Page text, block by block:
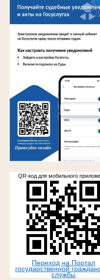
.
QR-код для мобильного
Переход на Портал
государственной
службы